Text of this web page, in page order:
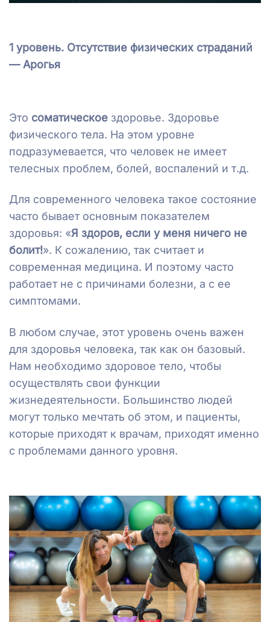
1 уровень. Отсутствие физических страданий
— Арогья
Это соматическое здоровье. Здоровье
физического тела. На этом уровне
подразумевается, что человек не имеет
телесных проблем, болей, воспалений и т.д.
Для современного человека такое состояние
часто бывает основным показателем
здоровья: «Я здоров, если у меня ничего не
болит!». К сожалению, так считает и
современная медицина. И поэтому часто
работает не с причинами болезни, а с ее
симптомами.
В любом случае, этот уровень очень важен
для здоровья человека, так как он базовый.
Нам необходимо здоровое тело, чтобы
осуществлять свои функции
жизнедеятельности. Большинство людей
могут только мечтать об этом, и пациенты,
которые приходят к врачам, приходят именно
с проблемами данного уровня.